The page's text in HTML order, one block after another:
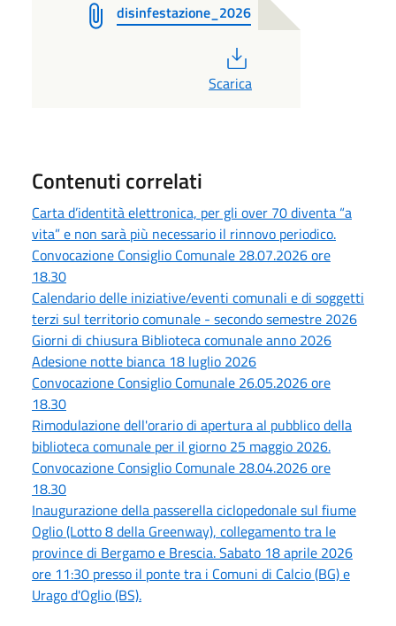
disinfestazione_2026
Scarica
Contenuti correlati
Carta d’identità elettronica, per gli over 70 diventa “a
vita” e non sarà più necessario il rinnovo periodico.
Convocazione Consiglio Comunale 28.07.2026 ore
18.30
Calendario delle iniziative/eventi comunali e di soggetti
terzi sul territorio comunale - secondo semestre 2026
Giorni di chiusura Biblioteca comunale anno 2026
Adesione notte bianca 18 luglio 2026
Convocazione Consiglio Comunale 26.05.2026 ore
18.30
Rimodulazione dell'orario di apertura al pubblico della
biblioteca comunale per il giorno 25 maggio 2026.
Convocazione Consiglio Comunale 28.04.2026 ore
18.30
Inaugurazione della passerella ciclopedonale sul fiume
Oglio (Lotto 8 della Greenway), collegamento tra le
province di Bergamo e Brescia. Sabato 18 aprile 2026
ore 11:30 presso il ponte tra i Comuni di Calcio (BG) e
Urago d'Oglio (BS).